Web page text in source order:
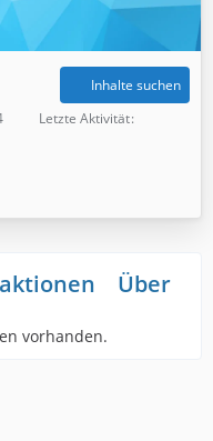
Inhalte suchen
Letzte Aktivität
Über
vorhanden.